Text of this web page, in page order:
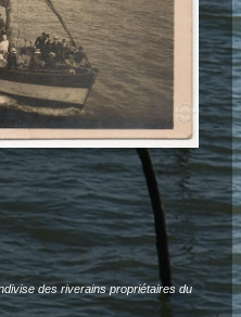
des riverains propriétaires du